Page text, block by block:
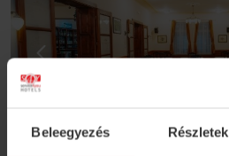
Beleegyezés Részletek